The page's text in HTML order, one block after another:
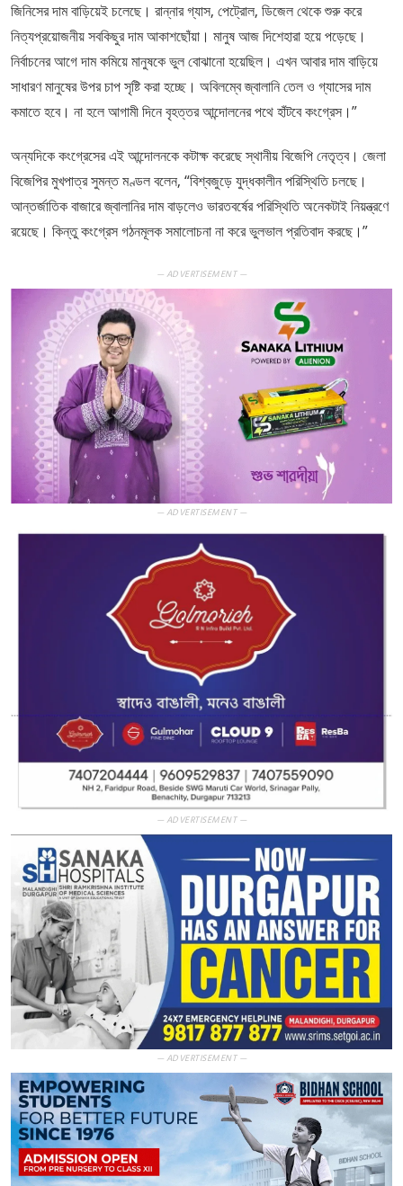
জিনিসের দাম বাড়িয়েই চলেছে। রান্নার গ্যাস, পেট্রোল, ডিজেল থেকে শুরু করে
নিত্যপ্রয়োজনীয় সবকিছুর দাম আকাশছোঁয়া। মানুষ আজ দিশেহারা হয়ে পড়েছে।
নির্বাচনের আগে দাম কমিয়ে মানুষকে ভুল বোঝানো হয়েছিল। এখন আবার দাম বাড়িয়ে
সাধারণ মানুষের উপর চাপ সৃষ্টি করা হচ্ছে। অবিলম্বে জ্বালানি তেল ও গ্যাসের দাম
কমাতে হবে। না হলে আগামী দিনে বৃহত্তর আন্দোলনের পথে হাঁটবে কংগ্রেস।”
অন্যদিকে কংগ্রেসের এই আন্দোলনকে কটাক্ষ করেছে স্থানীয় বিজেপি নেতৃত্ব। জেলা
বিজেপির মুখপাত্র সুমন্ত মণ্ডল বলেন, “বিশ্বজুড়ে যুদ্ধকালীন পরিস্থিতি চলছে।
আন্তর্জাতিক বাজারে জ্বালানির দাম বাড়লেও ভারতবর্ষের পরিস্থিতি অনেকটাই নিয়ন্ত্রণে
রয়েছে। কিন্তু কংগ্রেস গঠনমূলক সমালোচনা না করে ভুলভাল প্রতিবাদ করছে।”
— ADVERTISEMENT —
— ADVERTISEMENT —
— ADVERTISEMENT —
— ADVERTISEMENT —